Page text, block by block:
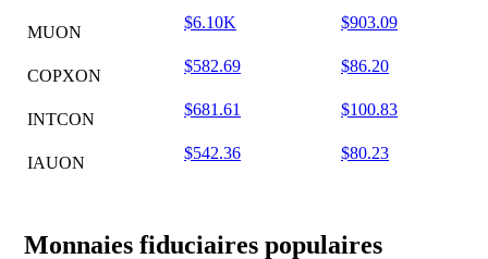
MUON
$6.10K $903.09
COPXON
$582.69 $86.20
INTCON
$681.61 $100.83
IAUON
$542.36 $80.23
Monnaies fiduciaires populaires